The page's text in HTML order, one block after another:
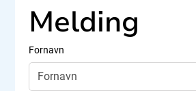
Melding
Fornavn